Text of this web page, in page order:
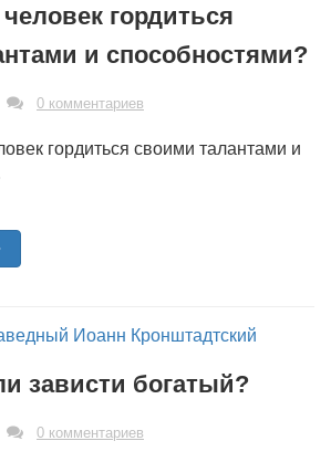
гордиться
и способностями?
0 комментариев
гордиться своими талантами и
зависти богатый?
0 комментариев